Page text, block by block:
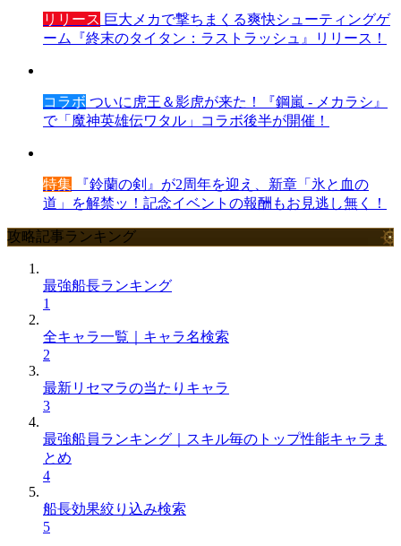
リリース 巨大メカで撃ちまくる爽快シューティングゲ
ーム『終末のタイタン：ラストラッシュ』リリース！
コラボ ついに虎王＆影虎が来た！『鋼嵐 - メカラシ』
で「魔神英雄伝ワタル」コラボ後半が開催！
特集 『鈴蘭の剣』が2周年を迎え、新章「氷と血の
道」を解禁ッ！記念イベントの報酬もお見逃し無く！
攻略記事ランキング
最強船長ランキング
1
全キャラ一覧｜キャラ名検索
2
最新リセマラの当たりキャラ
3
最強船員ランキング｜スキル毎のトップ性能キャラま
とめ
4
船長効果絞り込み検索
5